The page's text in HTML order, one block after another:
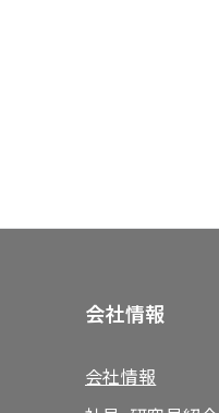
会社情報
会社情報